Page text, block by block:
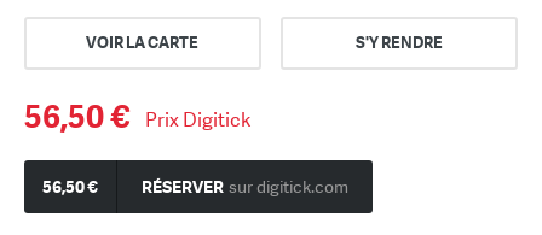
VOIR LA CARTE S'Y RENDRE
56,50 € Prix Digitick
56,50 € RÉSERVER sur digitick.com